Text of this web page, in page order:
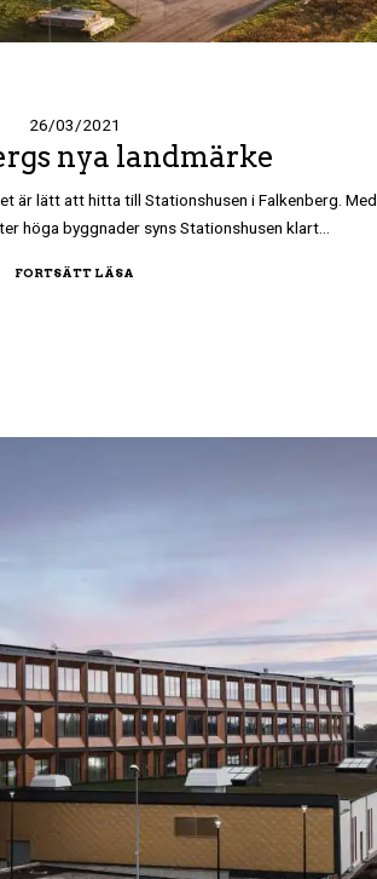
26/03/2021
nya landmärke
är lätt att hitta till Stationshusen i Falkenberg. Med
höga byggnader syns Stationshusen klart…
FORTSÄTT LÄSA